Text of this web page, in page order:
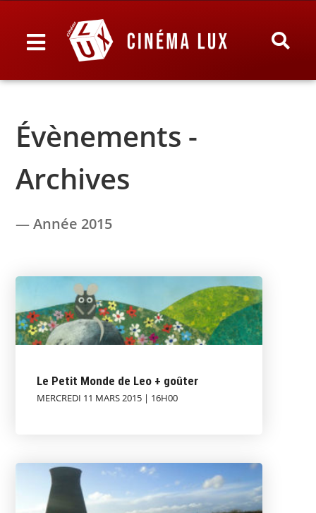
Évènements -
Archives
— Année 2015
Le Petit Monde de Leo + goûter
MERCREDI 11 MARS 2015 | 16H00